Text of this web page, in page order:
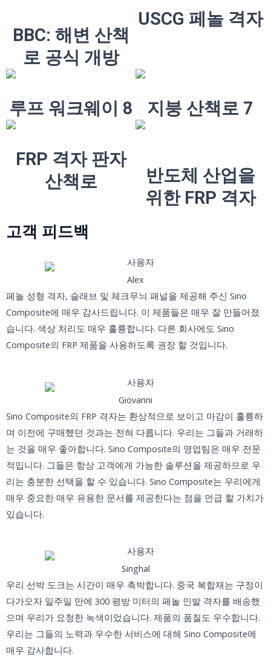
BBC: 해변 산책
로 공식 개방
USCG 페놀 격자
루프 워크웨이 8 지붕 산책로 7
FRP 격자 판자
산책로
반도체 산업을
위한 FRP 격자
고객 피드백
Alex
페놀 성형 격자, 슬래브 및 체크무늬 패널을 제공해 주신 Sino
Composite에 매우 감사드립니다. 이 제품들은 매우 잘 만들어졌
습니다. 색상 처리도 매우 훌륭합니다. 다른 회사에도 Sino
Composite의 FRP 제품을 사용하도록 권장 할 것입니다.
Giovanni
Sino Composite의 FRP 격자는 환상적으로 보이고 마감이 훌륭하
며 이전에 구매했던 것과는 전혀 다릅니다. 우리는 그들과 거래하
는 것을 매우 좋아합니다. Sino Composite의 영업팀은 매우 전문
적입니다. 그들은 항상 고객에게 가능한 솔루션을 제공하므로 우
리는 충분한 선택을 할 수 있습니다. Sino Composite는 우리에게
매우 중요한 매우 유용한 문서를 제공한다는 점을 언급 할 가치가
있습니다.
Singhal
우리 선박 도크는 시간이 매우 촉박합니다. 중국 복합재는 구정이
다가오자 일주일 만에 300 평방 미터의 페놀 인발 격자를 배송했
으며 우리가 요청한 녹색이었습니다. 제품의 품질도 우수합니다.
우리는 그들의 노력과 우수한 서비스에 대해 Sino Composite에
매우 감사합니다.